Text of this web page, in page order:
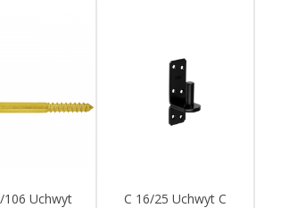
Koszyka
106 Uchwyt
Dodaj Do Koszyka
C 16/25 Uchwyt C